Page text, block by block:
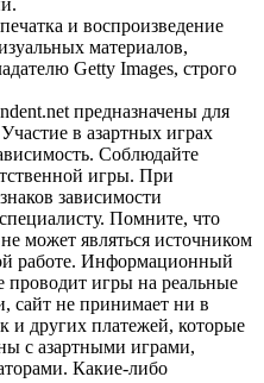
и воспроизведение
материалов,
Getty Images, строго
предназначены для
в азартных играх
Соблюдайте
игры. При
зависимости
Помните, что
может являться источником
работе. Информационный
проводит игры на реальные
сайт не принимает ни в
и других платежей, которые
с азартными играми,
Какие-либо